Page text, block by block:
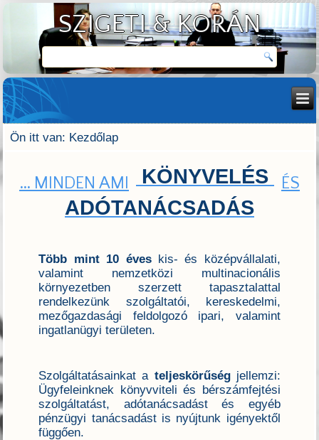
SZIGETI & KORÁN
Ön itt van: Kezdőlap
... MINDEN AMI KÖNYVELÉS ÉS
ADÓTANÁCSADÁS
Több mint 10 éveskis- és középvállalati,
valamint nemzetközi multinacionális
környezetben szerzett tapasztalattal
rendelkezünk szolgáltatói, kereskedelmi,
mezőgazdasági feldolgozó ipari, valamint
ingatlanügyi területen.
Szolgáltatásainkat a teljeskörűségjellemzi:
Ügyfeleinknek könyvviteli és bérszámfejtési
szolgáltatást, adótanácsadást és egyéb
pénzügyi tanácsadást is nyújtunk igényektől
függően.